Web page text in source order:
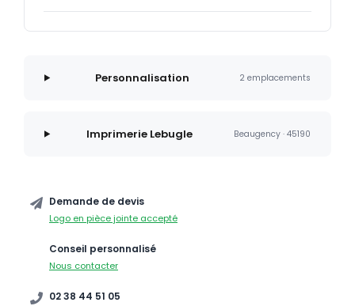
Personnalisation 2 emplacements
Imprimerie Lebugle Beaugency · 45190
Demande de devis
Logo en pièce jointe accepté
Conseil personnalisé
Nous contacter
02 38 44 51 05